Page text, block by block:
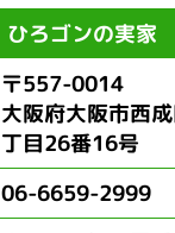
ひろゴンの実家
〒557-0014
大阪府大阪市西
丁目26番16号
06-6659-2999